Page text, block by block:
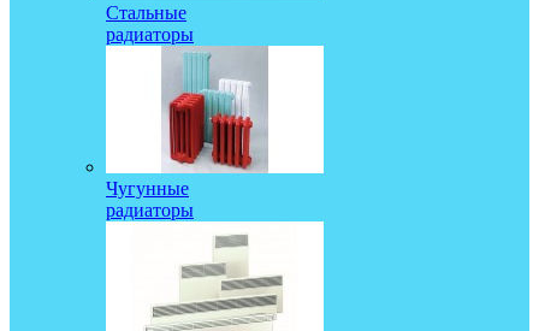
Стальные
радиаторы
Чугунные
радиаторы